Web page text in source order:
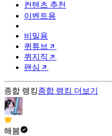
컨텐츠 추천
이벤트용
비밀용
퀴튜브
퀴지직
팬심
종합 랭킹종합 랭킹 더보기
해봄